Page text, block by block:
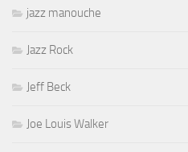
jazz manouche
Jazz Rock
Jeff Beck
Joe Louis Walker